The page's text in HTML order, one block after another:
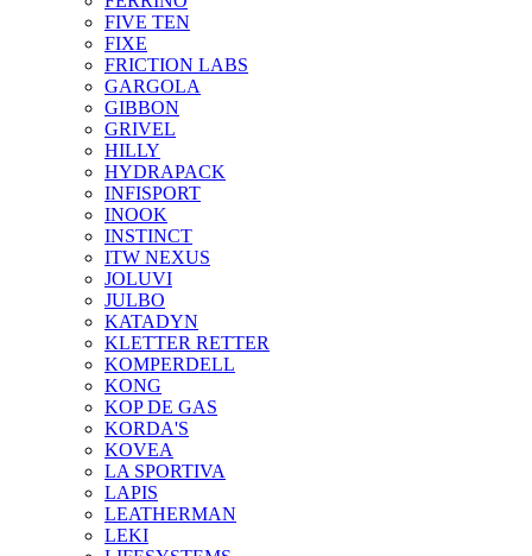
FIVE TEN
FIXE
FRICTION LABS
GARGOLA
GIBBON
GRIVEL
HILLY
HYDRAPACK
INFISPORT
INOOK
INSTINCT
ITW NEXUS
JOLUVI
JULBO
KATADYN
KLETTER RETTER
KOMPERDELL
KONG
KOP DE GAS
KORDA'S
KOVEA
LA SPORTIVA
LAPIS
LEATHERMAN
LEKI